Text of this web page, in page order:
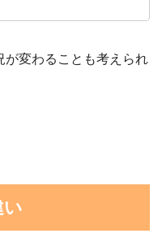
が変わることも考えられ